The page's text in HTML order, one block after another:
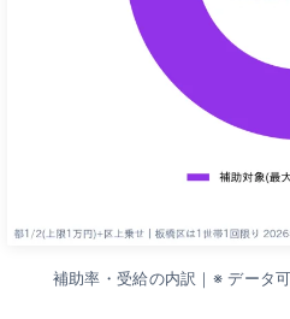
補助率・受給の内訳｜※ デー